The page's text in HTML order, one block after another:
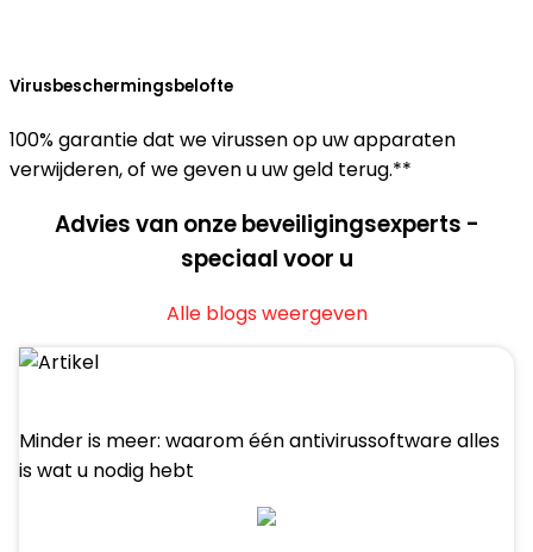
Virusbeschermingsbelofte
100% garantie dat we virussen op uw apparaten
verwijderen, of we geven u uw geld terug.**
Advies van onzebeveiligingsexperts -
speciaal voor u
Alle blogs weergeven
Minder is meer: waarom één antivirussoftware alles
is wat u nodig hebt